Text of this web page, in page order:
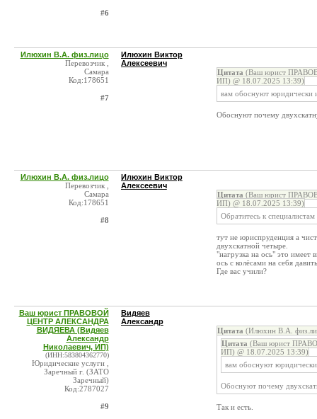
#6
Илюхин В.А. физ.лицо
Перевозчик ,
Самара
Код:178651
#7
Илюхин Виктор
Алексеевич
Цитата (Ваш юрист
ИП) @ 18.07.2025 13:39)
вам обоснуют юридически
Обоснуют почему
Илюхин В.А. физ.лицо
Перевозчик ,
Самара
Код:178651
#8
Илюхин Виктор
Алексеевич
Цитата (Ваш юрист
ИП) @ 18.07.2025 13:39)
Обратитесь к
тут не юриспруденция а
двухскатной четыре.
"нагрузка на ось" это имеет
ось с колёсами на себя
Где вас учили?
Ваш юрист ПРАВОВОЙ
ЦЕНТР АЛЕКСАНДРА
ВИДЯЕВА (Видяев
Александр
Николаевич, ИП)
(ИНН:583804362770)
Юридические услуги ,
Заречный г. (ЗАТО
Заречный)
Код:2787027
#9
Видяев
Александр
Цитата (Илюхин В.А.
Цитата (Ваш юрист
ИП) @ 18.07.2025 13:39)
вам обоснуют
Обоснуют почему
Так и есть.